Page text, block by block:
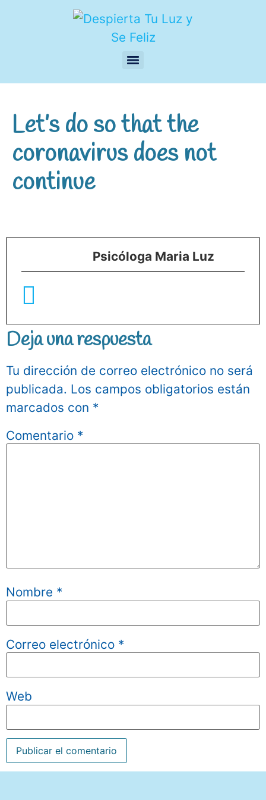
Let’s do so that the
coronavirus does not
continue
Psicóloga Maria Luz
Deja una respuesta
Tu dirección de correo electrónico no será
publicada. Los campos obligatorios están
marcados con *
Comentario *
Nombre *
Correo electrónico *
Web